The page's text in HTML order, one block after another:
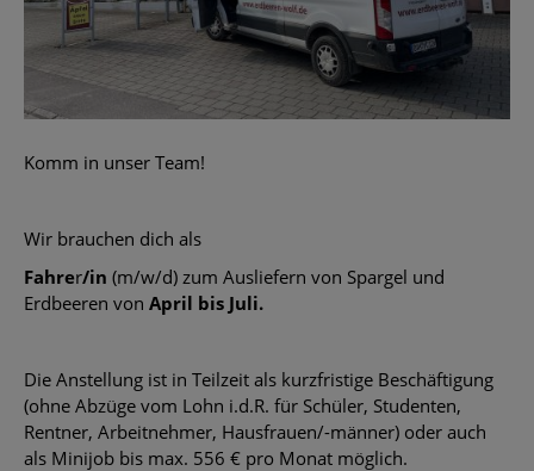
Komm in unser Team!
Wir brauchen dich als
Fahrer/in (m/w/d) zum Ausliefern von Spargel und
Erdbeeren von April bis Juli.
Die Anstellung ist in Teilzeit als kurzfristige Beschäftigung
(ohne Abzüge vom Lohn i.d.R. für Schüler, Studenten,
Rentner, Arbeitnehmer, Hausfrauen/-männer) oder auch
als Minijob bis max. 556 € pro Monat möglich.